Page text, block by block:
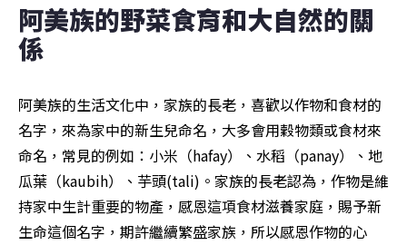
阿美族的野菜食育和大自然的關
係
阿美族的生活文化中，家族的長老，喜歡以作物和食材的
名字，來為家中的新生兒命名，大多會用穀物類或食材來
命名，常見的例如：小米（hafay）、水稻（panay）、地
瓜葉（kaubih）、芋頭(tali)。家族的長老認為，作物是維
持家中生計重要的物產，感恩這項食材滋養家庭，賜予新
生命這個名字，期許繼續繁盛家族，所以感恩作物的心